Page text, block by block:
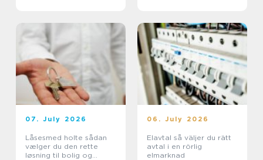
07. July 2026
Låsesmed holte sådan
vælger du den rette
løsning til bolig og
06. July 2026
Elavtal så väljer du rätt
avtal i en rörlig
elmarknad